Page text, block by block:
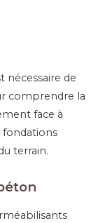
nécessaire de
comprendre la
face à
fondations
terrain.